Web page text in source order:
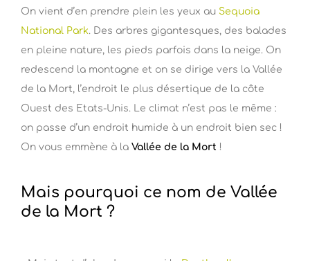
On vient d’en prendre plein les yeux au Sequoia
National Park. Des arbres gigantesques, des balades
en pleine nature, les pieds parfois dans la neige. On
redescend la montagne et on se dirige vers la Vallée
de la Mort, l’endroit le plus désertique de la côte
Ouest des Etats-Unis. Le climat n’est pas le même :
on passe d’un endroit humide à un endroit bien sec !
On vous emmène à la Vallée de la Mort !
Mais pourquoi ce nom de Vallée
de la Mort ?